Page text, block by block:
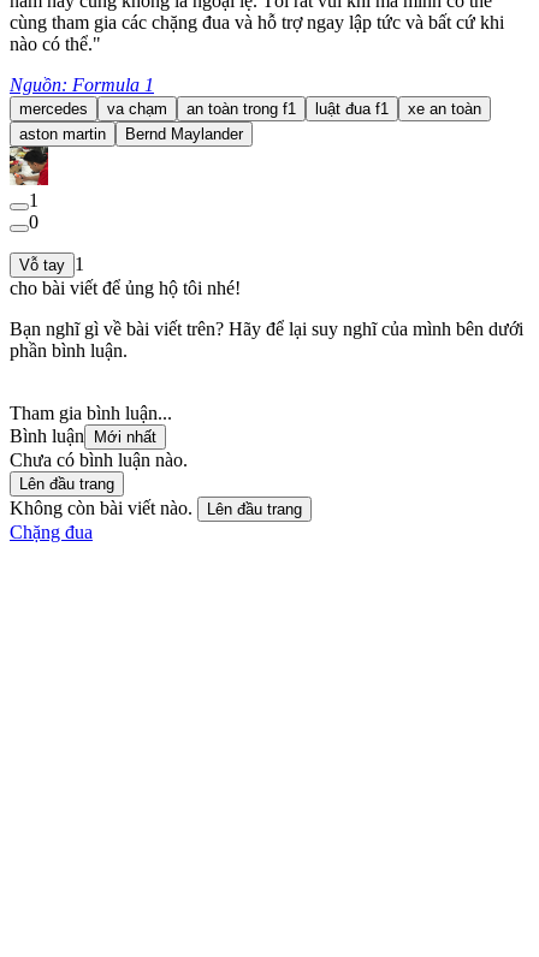
cùng tham gia các chặng đua và hỗ trợ ngay lập tức và bất cứ khi
nào có thể."
Nguồn: Formula 1
mercedes va chạm an toàn trong f1 luật đua f1
xe an toàn
aston martin
Bernd Maylander
1
0
Vỗ tay 1
cho bài viết để ủng hộ tôi nhé!
Bạn nghĩ gì về bài viết trên? Hãy để lại suy nghĩ của mình bên dưới
phần bình luận.
Tham gia bình luận...
Bình luận
Mới nhất
Chưa có bình luận nào.
Lên đầu trang
Không còn bài viết nào. Lên đầu trang
Chặng đua